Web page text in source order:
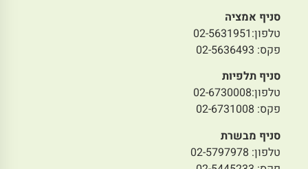
סניף אמציה
טלפון:02-5631951
פקס: 02-5636493
סניף תלפיות
טלפון:02-6730008
פקס: 02-6731008
סניף מבשרת
טלפון: 02-5797978